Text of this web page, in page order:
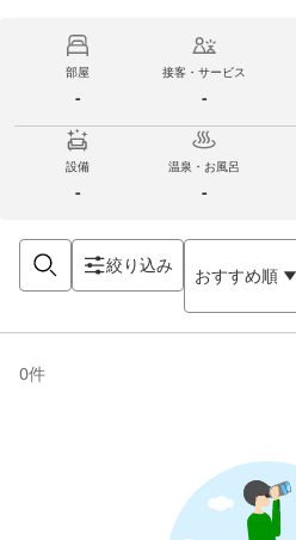
部屋
-
接客・サービス
-
設備
-
温泉・お風呂
-
絞り込み おすすめ順
0件